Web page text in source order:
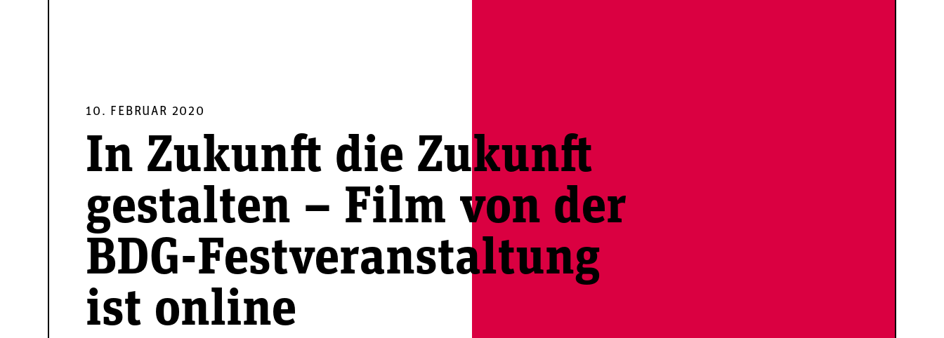
10. FEBRUAR 2020
In Zukunft die Zukunft
gestalten – Film von der
BDG-Festveranstaltung
ist online